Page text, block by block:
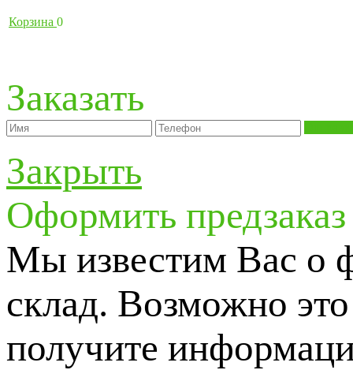
Корзина 0
Заказать
Закрыть
Оформить предзаказ
Мы известим Вас о
склад. Возможно
получите